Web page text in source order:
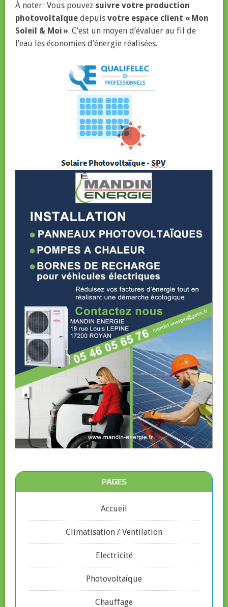
À noter : Vous pouvez suivre votre production
photovoltaïque depuis votre espace client « Mon
Soleil & Moi ». C’est un moyen d’évaluer au fil de
l’eau les économies d’énergie réalisées.
PAGES
Accueil
Climatisation / Ventilation
Electricité
Photovoltaïque
Chauffage